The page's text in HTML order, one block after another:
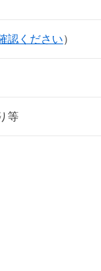
認ください）
等